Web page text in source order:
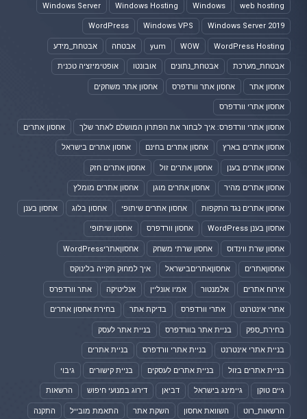
web hosting
Windows
Windows Hosting
Windows Server
Windows Server 2019
Windows VPS
WordPress
WordPress Hosting
WOW
yum אבטחה אבטחת_מידע
אבטחת_מערכת אבטחת_נתונים אובונטו אופטימיזציה טכנית
אחסון אתר אחסון אתר וורדפרס אחסון אתר משחקים
אחסון אתרי וורדפרס
אחסון אתרי וורדפרס: איך לבחור את הפתרון המושלם לאתר שלך אחסון אתרים
אחסון אתרים בארץ אחסון אתרים בחינם אחסון אתרים בישראל
אחסון אתרים בענן אחסון אתרים זול אחסון אתרים חזק
אחסון אתרים מהיר אחסון אתרים מוגן אחסון אתרים מומלץ
אחסון אתרים נגד התקפות אחסון אתרים שיתופי אחסון בלוג אחסון בענן
אחסון בענן WordPress אחסון וורדפרס אחסון שיתופי
אחסון שרת ווינדוס אחסון שרתי משחק אחסוןאתריWordPress
אחסוןאתרים אחסוןאתריםבישראל איך למחוק תקייה בלינוקס
אירוח אתרים אלמנטור אמיו אונליין אנליטיקה אתר וורדפרס
אתרי אינטרנט אתרי וורדפרס בדיקת אתר בחירת אחסון אתרים
בחירת_ספק בניית אתר בוורדפרס בניית אתר לעסק
בניית אתרי אינטרנט בניית אתרי וורדפרס בניית אתרים
בניית אתרים בזול בניית אתרים לעסקים בניית קישורים גיבוי
גיים טוקן גיימינג בישראל דביאן דירוג במנועי חיפוש הרשאות
הרשאות_רוט השוואת אחסון השקת אתר התאמת מובייל התקנה